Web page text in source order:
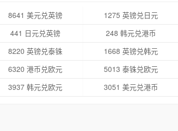
8641 美元兑英镑
1275 英镑兑日元
441 日元兑英镑
248 韩元兑港币
8220 英镑兑泰铢
1668 英镑兑韩元
6320 港币兑欧元
5013 泰铢兑欧元
3937 韩元兑欧元 3051 美元兑港币